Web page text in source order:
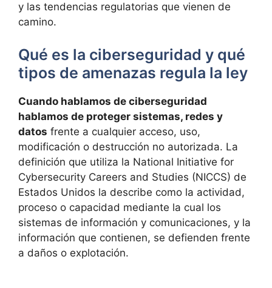
y las tendencias regulatorias que vienen de
camino.
Qué es la ciberseguridad y qué
tipos de amenazas regula la ley
Cuando hablamos de ciberseguridad
hablamos de proteger sistemas, redes y
datos frente a cualquier acceso, uso,
modificación o destrucción no autorizada. La
definición que utiliza la National Initiative for
Cybersecurity Careers and Studies (NICCS) de
Estados Unidos la describe como la actividad,
proceso o capacidad mediante la cual los
sistemas de información y comunicaciones, y la
información que contienen, se defienden frente
a daños o explotación.